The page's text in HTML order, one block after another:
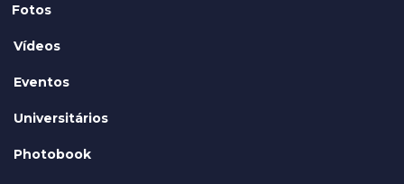
Fotos
Vídeos
Eventos
Universitários
Photobook